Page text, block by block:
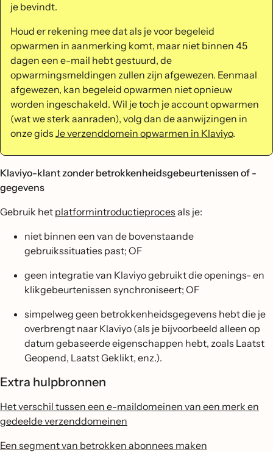
je bevindt.
Houd er rekening mee dat als je voor begeleid
opwarmen in aanmerking komt, maar niet binnen 45
dagen een e-mail hebt gestuurd, de
opwarmingsmeldingen zullen zijn afgewezen. Eenmaal
afgewezen, kan begeleid opwarmen niet opnieuw
worden ingeschakeld. Wil je toch je account opwarmen
(wat we sterk aanraden), volg dan de aanwijzingen in
onze gids Je verzenddomein opwarmen in Klaviyo.
Klaviyo-klant zonder betrokkenheidsgebeurtenissen of -
gegevens
Gebruik het platformintroductieproces als je:
niet binnen een van de bovenstaande
gebruikssituaties past; OF
geen integratie van Klaviyo gebruikt die openings- en
klikgebeurtenissen synchroniseert; OF
simpelweg geen betrokkenheidsgegevens hebt die je
overbrengt naar Klaviyo (als je bijvoorbeeld alleen op
datum gebaseerde eigenschappen hebt, zoals Laatst
Geopend, Laatst Geklikt, enz.).
Extra hulpbronnen
Het verschil tussen een e-maildomeinen van een merk en
gedeelde verzenddomeinen
Een segment van betrokken abonnees maken